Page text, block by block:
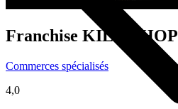
Franchise KILO SHOP
Commerces spécialisés
4,0